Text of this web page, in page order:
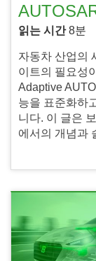
읽는 시간8분
자동차 산업의
이트의 필요성
Adaptive
능을 표준화하
니다. 이 글은
에서의 개념과